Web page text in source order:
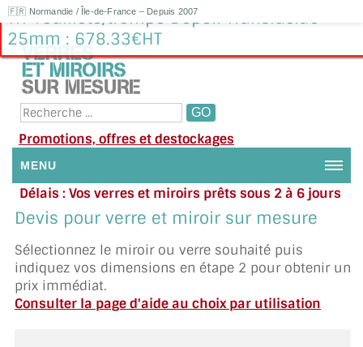
🇫🇷 Normandie / Île-de-France – Depuis 2007
Tri-Feuilleté/trempé Dépoli Translucide
25mm : 678.33€HT
Promotions, offres et destockages
MENU
NOUS CONTACTER
DEMANDE DE DEVIS
SUIVI DE DEVIS
Délais : Vos verres et miroirs prêts sous 2 à 6 jours
en moyenne
Besoin d'aide ?
Appelez ou envoyez un SMS au 06 79 92 33 38
Devis pour verre et miroir sur mesure
Sélectionnez le miroir ou verre souhaité puis
indiquez vos dimensions en étape 2 pour obtenir un
prix immédiat.
Consulter la page d'aide au choix par utilisation